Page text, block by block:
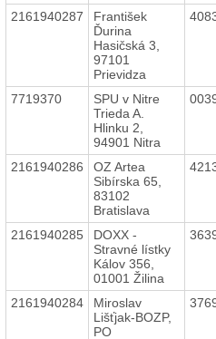
2161940287
František
Ďurina
Hasičská 3,
97101
Prievidza
7719370
SPU v Nitre
Trieda A.
Hlinku 2,
94901 Nitra
2161940286
OZ Artea
Sibírska 65,
83102
Bratislava
2161940285
DOXX -
Stravné lístky
Kálov 356,
01001 Žilina
2161940284
Miroslav
Lišťjak-BOZP,
PO